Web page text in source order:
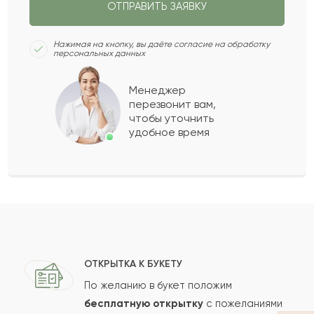
Дэнна
Показать еще
Ваш e-mail
ОТПРАВИТЬ ЗАЯВКУ
Нажимая на кнопку, вы даёте согласие на обработку
персональных данных
Менеджер
перезвонит вам,
чтобы уточнить
удобное время
ОТКРЫТКА К БУКЕТУ
По желанию в букет положим
бесплатную открытку с пожеланиями